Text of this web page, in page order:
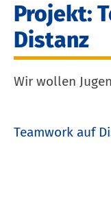
Projekt:
Distanz
Wir wollen
Teamwork auf